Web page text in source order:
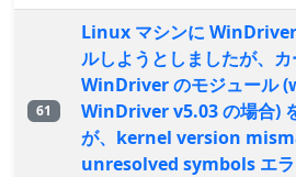
61
Linux マシンに
ルしようとしましたが、
WinDriver のモジュール
WinDriver v5.03 の場合)
が、kernel version
unresolved symbols エラ